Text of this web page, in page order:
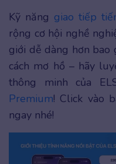
Kỹ năng giao tiếp
rộng cơ hội nghề
giới dễ dàng hơn bao
cách mơ hồ – hãy
thông minh của
Premium! Click vào
ngay nhé!